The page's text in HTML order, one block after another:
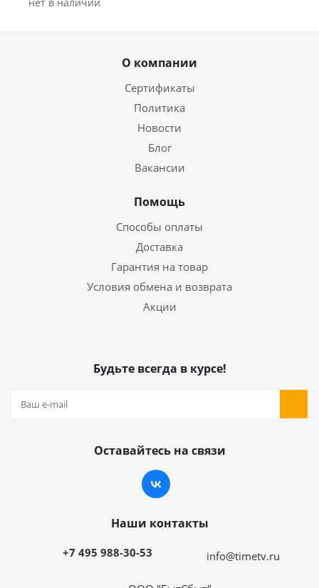
О компании
Сертификаты
Политика
Новости
Блог
Вакансии
Помощь
Способы оплаты
Доставка
Гарантия на товар
Условия обмена и возврата
Акции
Будьте всегда в курсе!
Оставайтесь на связи
Наши контакты
+7 495 988-30-53 info@timetv.ru